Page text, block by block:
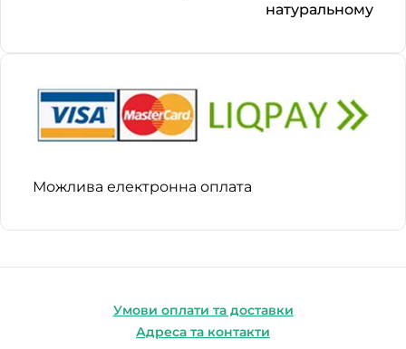
натуральному
Можлива електронна оплата
Умови оплати та доставки
Адреса та контакти